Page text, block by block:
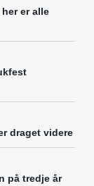
er alle
draget videre
på tredje år